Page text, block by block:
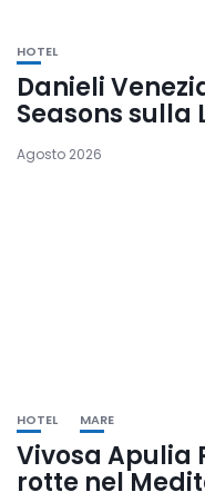
HOTEL
Danieli
Seasons sulla
Agosto 2026
HOTEL MARE
Vivosa Apulia
rotte nel